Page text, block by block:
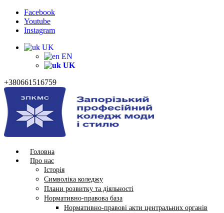
Facebook
Youtube
Instagram
UK
EN
UK
+380661516759
Головна
Про нас
Історія
Символіка коледжу
Плани розвитку та діяльності
Нормативно-правова база
Нормативно-правові акти центральних органів